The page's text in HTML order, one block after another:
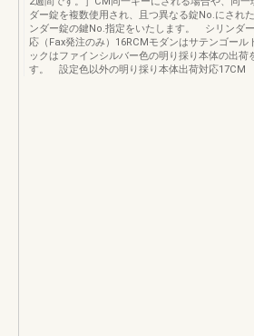
ダー錠を複数使用され、且つ異なる錠No.にされ
ンダー錠の鍵No.指定をいたします。 シリンダ
応（Fax発注のみ）16RCMモダンはサテンゴール
ックはファインシルバー色の明り採り本体の出荷
す。 設定色以外の明り採り本体出荷対応17CM